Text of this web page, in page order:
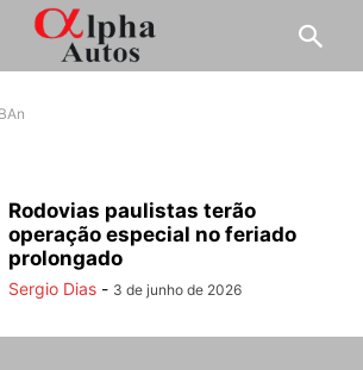
Rodovias paulistas terão
operação especial no feriado
prolongado
Sergio Dias - 3 de junho de 2026